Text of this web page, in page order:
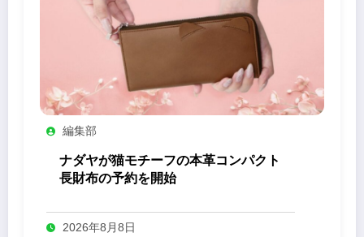
編集部
ナダヤが猫モチーフの本革コンパクト
長財布の予約を開始
2026年8月8日